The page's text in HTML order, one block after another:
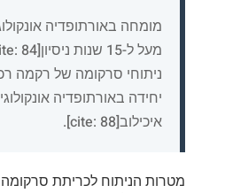
מומחה באורתופדיה
יחידה באורתופדיה
איכילוב[cite: 88].
מטרות הניתוח לכריתת סרקומה